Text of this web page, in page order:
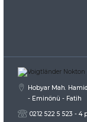
Hobyar Mah.
- Eminönü - Fatih
0212 522 5 523 - 4